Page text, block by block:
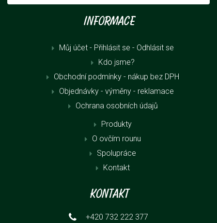
Informace
Můj účet - Přihlásit se - Odhlásit se
Kdo jsme?
Obchodní podmínky - nákup bez DPH
Objednávky - výměny - reklamace
Ochrana osobních údajů
Produkty
O ovčím rounu
Spolupráce
Kontakt
Kontakt
+420 732 222 377